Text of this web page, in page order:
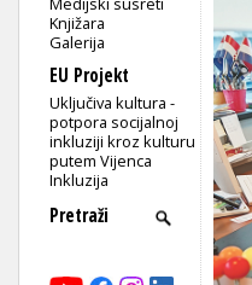
Knjižara
Galerija
EU Projekt
Uključiva kultura -
potpora socijalnoj
inkluziji kroz kulturu
putem Vijenca
Inkluzija